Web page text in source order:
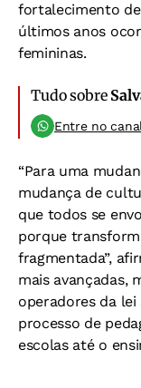
fortalecimento
últimos anos
femininas.
Tudo sobre
Entre no
“Para uma
mudança de
que todos se
porque
fragmentada”,
mais avançadas,
operadores da lei
processo de
escolas até o